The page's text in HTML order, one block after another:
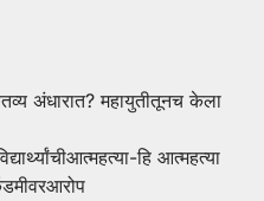
अंधारात? महायुतीतूनच केला
हि आत्महत्या